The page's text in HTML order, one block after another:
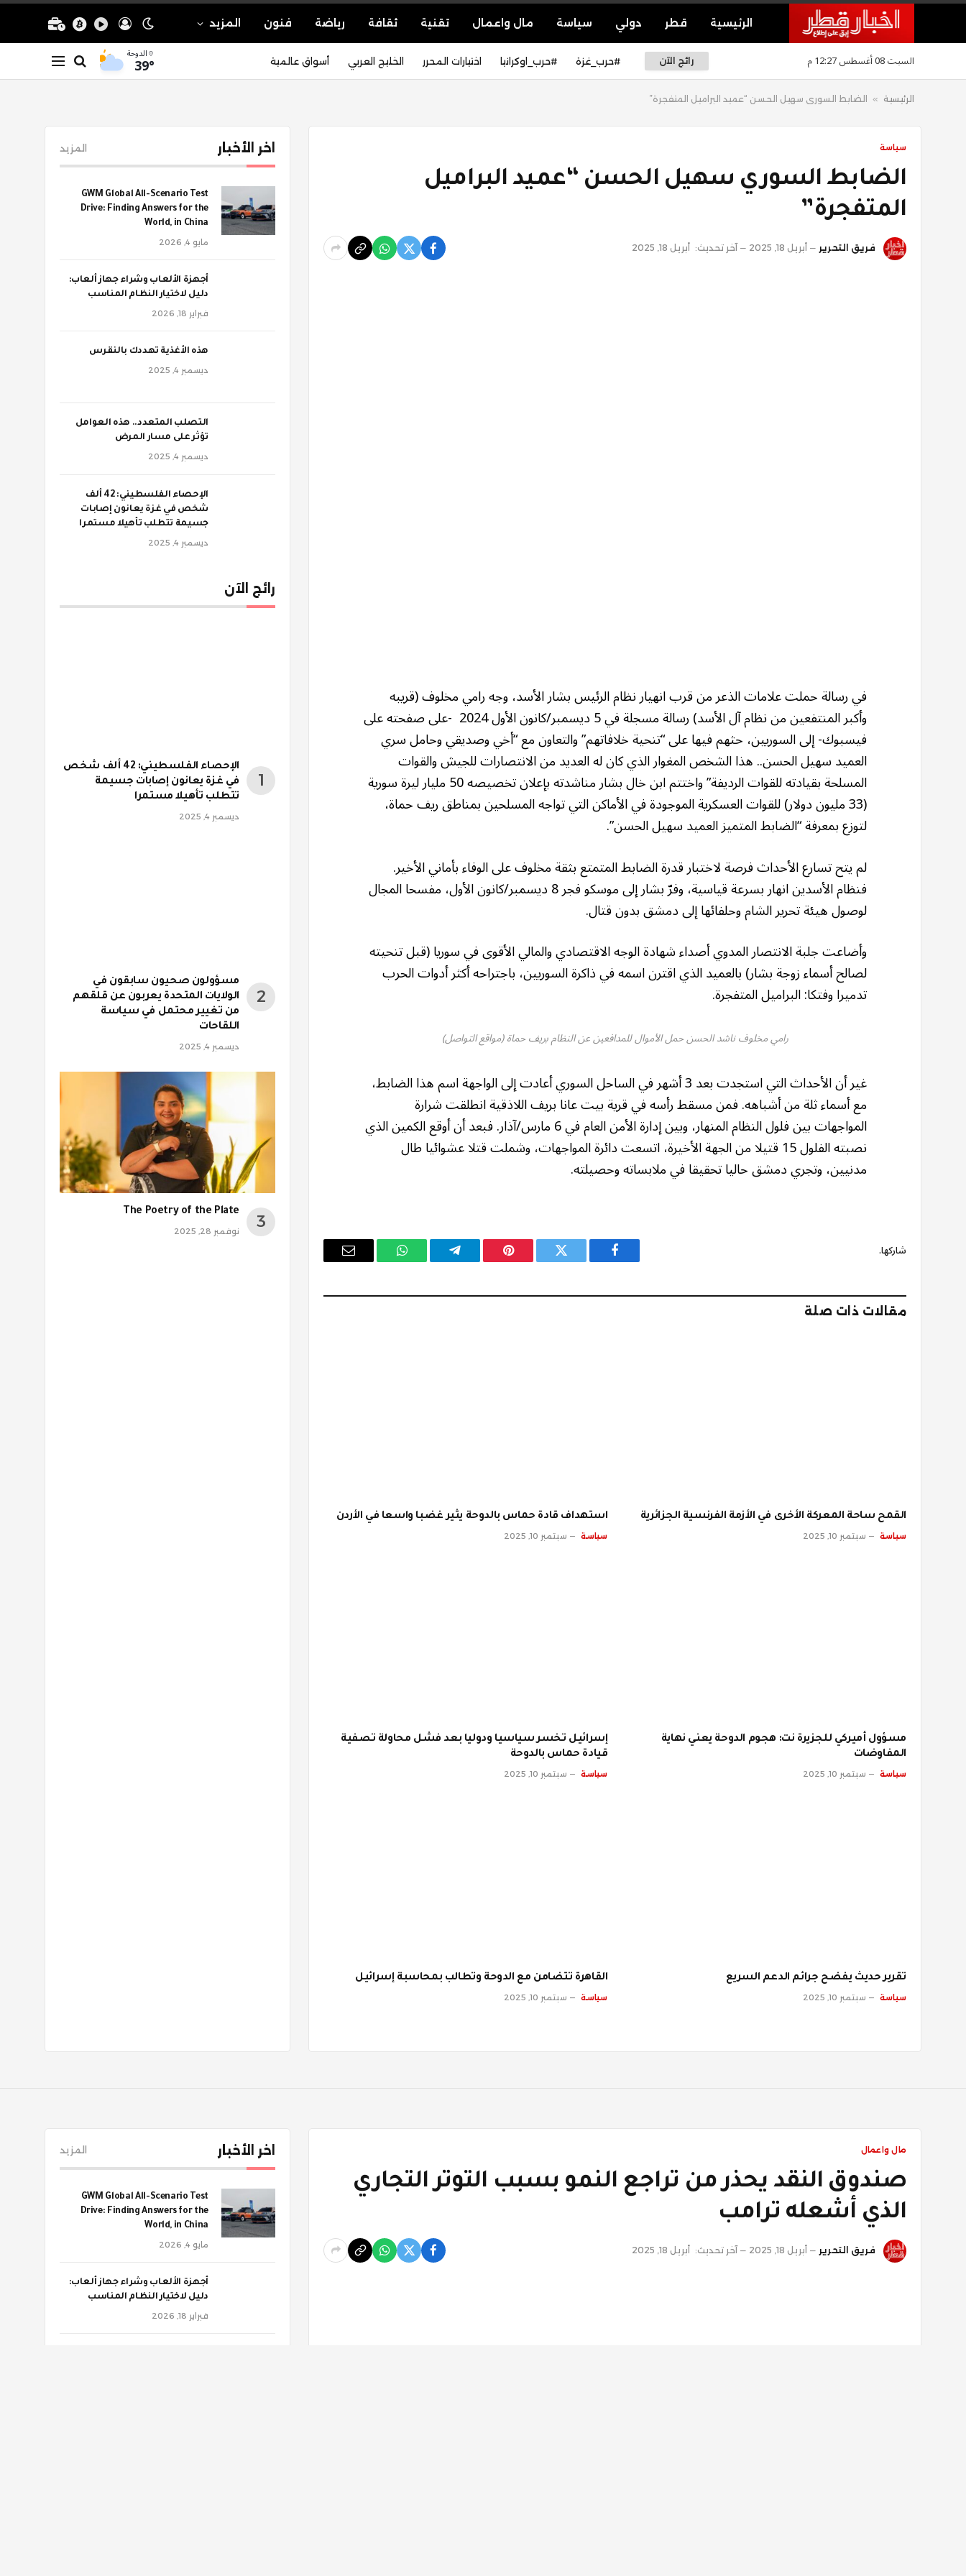
الرئيسية قطر دولي سياسة مال واعمال تقنية ثقافة رياضة فنون المزيد
السبت 08 أغسطس 12:27 م رائج الآن #حرب_غزة #حرب_اوكرانيا اختيارات المحرر الخليج العربي أسواق عالمية الدوحة
39°
الرئيسية » الضابط السوري سهيل الحسن “عميد البراميل المتفجرة”
سياسة
الضابط السوري سهيل الحسن “عميد البراميل
المتفجرة”
فريق التحرير أبريل 18, 2025 آخر تحديث: أبريل 18, 2025
في رسالة حملت علامات الذعر من قرب انهيار نظام الرئيس بشار الأسد، وجه رامي مخلوف (قريبه
وأكبر المنتفعين من نظام آل الأسد) رسالة مسجلة في 5 ديسمبر/كانون الأول 2024 -على صفحته على
فيسبوك- إلى السوريين، حثهم فيها على “تنحية خلافاتهم” والتعاون مع “أخي وصديقي وحامل سري
العميد سهيل الحسن.. هذا الشخص المغوار الذي كان له العديد من الانتصارات للجيش والقوات
المسلحة بقيادته للقوات الرديفة” واختتم ابن خال بشار مناشدته بإعلان تخصيصه 50 مليار ليرة سورية
(33 مليون دولار) للقوات العسكرية الموجودة في الأماكن التي تواجه المسلحين بمناطق ريف حماة،
لتوزع بمعرفة “الضابط المتميز العميد سهيل الحسن”.
لم يتح تسارع الأحداث فرصة لاختبار قدرة الضابط المتمتع بثقة مخلوف على الوفاء بأماني الأخير.
فنظام الأسدين انهار بسرعة قياسية، وفرّ بشار إلى موسكو فجر 8 ديسمبر/كانون الأول، مفسحا المجال
لوصول هيئة تحرير الشام وحلفائها إلى دمشق بدون قتال.
وأضاعت جلبة الانتصار المدوي أصداء شهادة الوجه الاقتصادي والمالي الأقوى في سوريا (قبل تنحيته
لصالح أسماء زوجة بشار) بالعميد الذي اقترن اسمه في ذاكرة السوريين، باجتراحه أكثر أدوات الحرب
تدميرا وفتكا: البراميل المتفجرة.
رامي مخلوف ناشد الحسن حمل الأموال للمدافعين عن النظام بريف حماة (مواقع التواصل)
غير أن الأحداث التي استجدت بعد 3 أشهر في الساحل السوري أعادت إلى الواجهة اسم هذا الضابط،
مع أسماء ثلة من أشباهه. فمن مسقط رأسه في قرية بيت عانا بريف اللاذقية انطلقت شرارة
المواجهات بين فلول النظام المنهار، وبين إدارة الأمن العام في 6 مارس/آذار. فبعد أن أوقع الكمين الذي
نصبته الفلول 15 قتيلا من الجهة الأخيرة، اتسعت دائرة المواجهات، وشملت قتلا عشوائيا طال
مدنيين، وتجري دمشق حاليا تحقيقا في ملابساته وحصيلته.
شاركها.
فيسبوك تويتر بينتيريستتيلقرام واتساب
البريد
مقالات ذات صلة
القمح ساحة المعركة الأخرى في الأزمة الفرنسية الجزائرية
سياسة سبتمبر 10, 2025
استهداف قادة حماس بالدوحة يثير غضبا واسعا في الأردن
سياسة سبتمبر 10, 2025
مسؤول أميركي للجزيرة نت: هجوم الدوحة يعني نهاية
المفاوضات
سياسة سبتمبر 10, 2025
إسرائيل تخسر سياسيا ودوليا بعد فشل محاولة تصفية
قيادة حماس بالدوحة
سياسة سبتمبر 10, 2025
تقرير حديث يفضح جرائم الدعم السريع
سياسة سبتمبر 10, 2025
القاهرة تتضامن مع الدوحة وتطالب بمحاسبة إسرائيل
سياسة سبتمبر 10, 2025
اخر الأخبار المزيد
GWM Global All-Scenario Test
Drive: Finding Answers for the
World, in China
مايو 4, 2026
أجهزة الألعاب وشراء جهاز ألعاب:
دليل لاختيار النظام المناسب
فبراير 18, 2026
‫هذه الأغذية تهددك بالنقرس
ديسمبر 4, 2025
‫التصلب المتعدد.. هذه العوامل
تؤثر على مسار المرض
ديسمبر 4, 2025
الإحصاء الفلسطيني: 42 ألف
شخص في غزة يعانون إصابات
جسيمة تتطلب تأهيلا مستمرا
ديسمبر 4, 2025
رائج الآن
الإحصاء الفلسطيني: 42 ألف شخص
في غزة يعانون إصابات جسيمة
تتطلب تأهيلا مستمرا
ديسمبر 4, 2025
مسؤولون صحيون سابقون في
الولايات المتحدة يعربون عن قلقهم
من تغيير محتمل في سياسة
اللقاحات
ديسمبر 4, 2025
The Poetry of the Plate
نوفمبر 28, 2025
مال واعمال
صندوق النقد يحذر من تراجع النمو بسبب التوتر التجاري
الذي أشعله ترامب
فريق التحرير أبريل 18, 2025 آخر تحديث: أبريل 18, 2025
اخر الأخبار المزيد
GWM Global All-Scenario Test
Drive: Finding Answers for the
World, in China
مايو 4, 2026
أجهزة الألعاب وشراء جهاز ألعاب:
دليل لاختيار النظام المناسب
فبراير 18, 2026